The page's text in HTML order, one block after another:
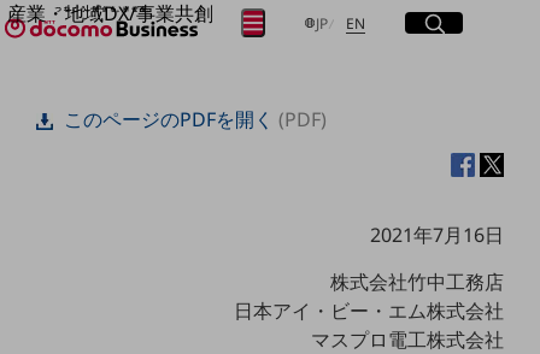
産業・地域DX/事業共創
OPEN HUB for Plural Futures
OPEN HUB for Plural Futuresとは
企業と地域が持続成長する社会を目指します
JP日本語
EN Englishサイト内検索
開く
メニュー
開く
フリーワードを入力して探す
検索する
このページのPDFを開く(PDF)
2021年7月16日
株式会社竹中工務店
日本アイ・ビー・エム株式会社
マスプロ電工株式会社